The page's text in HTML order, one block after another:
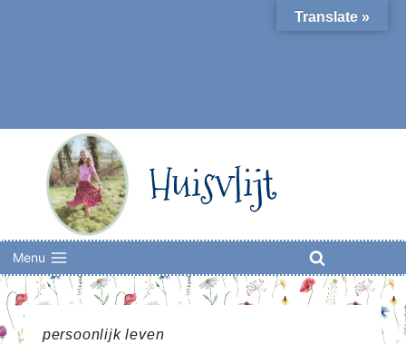
Huisvlijt
Menu
persoonlijk leven
Translate »